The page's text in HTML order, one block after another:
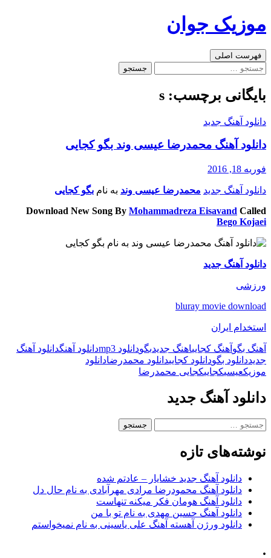
به
موزیک جوان
جست‌وجو
فهرست اصلی
جستجو
بایگانی برچسب: s
دانلود آهنگ جدید
دانلود آهنگ محمدرضا عیسی وند بگو کجایی
فوریه 18, 2016
دانلود آهنگ جدید محمدرضا عیسی وند به نام بگو کجایی
Download New Song By Mohammadreza Eisavand Called
Bego Kojaei
دانلود آهنگ جدید
ورزشی
bluray movie download
استخدام ایران
آهنگ بگو آهنگ کجاییاهنگ جدیدبگودانلود mp3 دانلود آهنگدانلود آهنگ
جدیددانلود بگودانلود کجاییدانلود محمدرضادانلود
موزیکعیسیکجاییکجایی محمدرضا
دانلود آهنگ جدید
جستجو
نوشته‌های تازه
دانلود آهنگ جدید خشایار – عادتم شده
دانلود آهنگ محمودرضا مرادی مهرآبادی به نام حال دل
دانلود آهنگ هومان فکر میکنه تنهاست
دانلود آهنگ حسین مهدی به نام تو با من
دانلود ورژن آهسته آهنگ علی یاسینی به نام نمیخواستم
.